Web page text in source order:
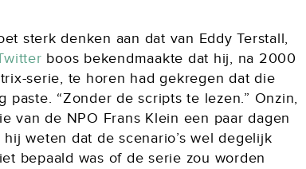
sterk denken aan dat van Eddy Terstall,
boos bekendmaakte dat hij, na 2000
serie, te horen had gekregen dat die
paste. “Zonder de scripts te lezen.” Onzin,
van de NPO Frans Klein een paar dagen
hij weten dat de scenario’s wel degelijk
bepaald was of de serie zou worden